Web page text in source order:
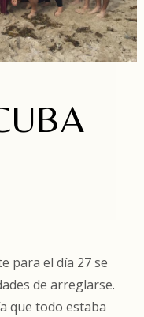
para el día 27 se
de arreglarse.
que todo estaba